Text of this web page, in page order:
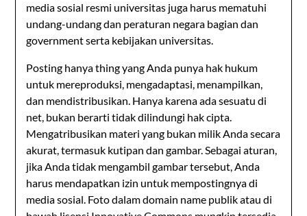
media sosial resmi universitas juga harus mematuhi
undang-undang dan peraturan negara bagian dan
government serta kebijakan universitas.
Posting hanya thing yang Anda punya hak hukum
untuk mereproduksi, mengadaptasi, menampilkan,
dan mendistribusikan. Hanya karena ada sesuatu di
net, bukan berarti tidak dilindungi hak cipta.
Mengatribusikan materi yang bukan milik Anda secara
akurat, termasuk kutipan dan gambar. Sebagai aturan,
jika Anda tidak mengambil gambar tersebut, Anda
harus mendapatkan izin untuk mempostingnya di
media sosial. Foto dalam domain name publik atau di